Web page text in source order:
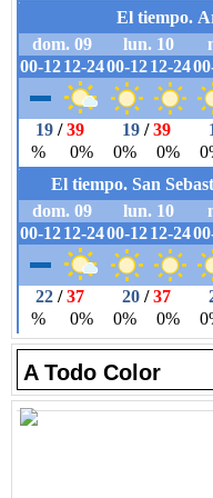
A Todo Color